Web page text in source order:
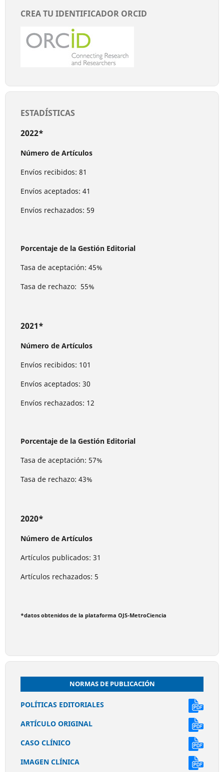
CREA TU IDENTIFICADOR ORCID
ESTADÍSTICAS
2022*
Número de Artículos
Envíos recibidos: 81
Envíos aceptados: 41
Envíos rechazados: 59
Porcentaje de la Gestión Editorial
Tasa de aceptación: 45%
Tasa de rechazo: 55%
2021*
Número de Artículos
Envíos recibidos: 101
Envíos aceptados: 30
Envíos rechazados: 12
Porcentaje de la Gestión Editorial
Tasa de aceptación: 57%
Tasa de rechazo: 43%
2020*
Número de Artículos
Artículos publicados: 31
Artículos rechazados: 5
*datos obtenidos de la plataforma OJS-MetroCiencia
NORMAS DE PUBLICACIÓN
POLÍTICAS EDITORIALES
ARTÍCULO ORIGINAL
CASO CLÍNICO
IMAGEN CLÍNICA